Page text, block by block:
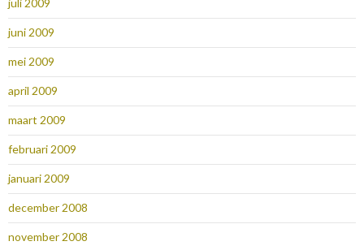
juli 2009
juni 2009
mei 2009
april 2009
maart 2009
februari 2009
januari 2009
december 2008
november 2008